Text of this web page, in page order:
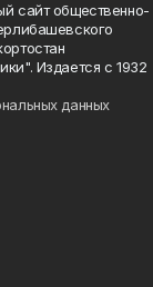
сайт общественно-
Издается с 1932
данных